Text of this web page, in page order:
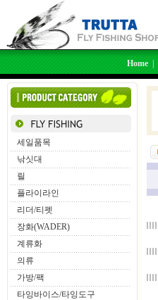
Home
세일품목
낚싯대
릴
플라이라인
리더/티펫
장화(WADER)
계류화
의류
가방/팩
타잉바이스/타잉도구